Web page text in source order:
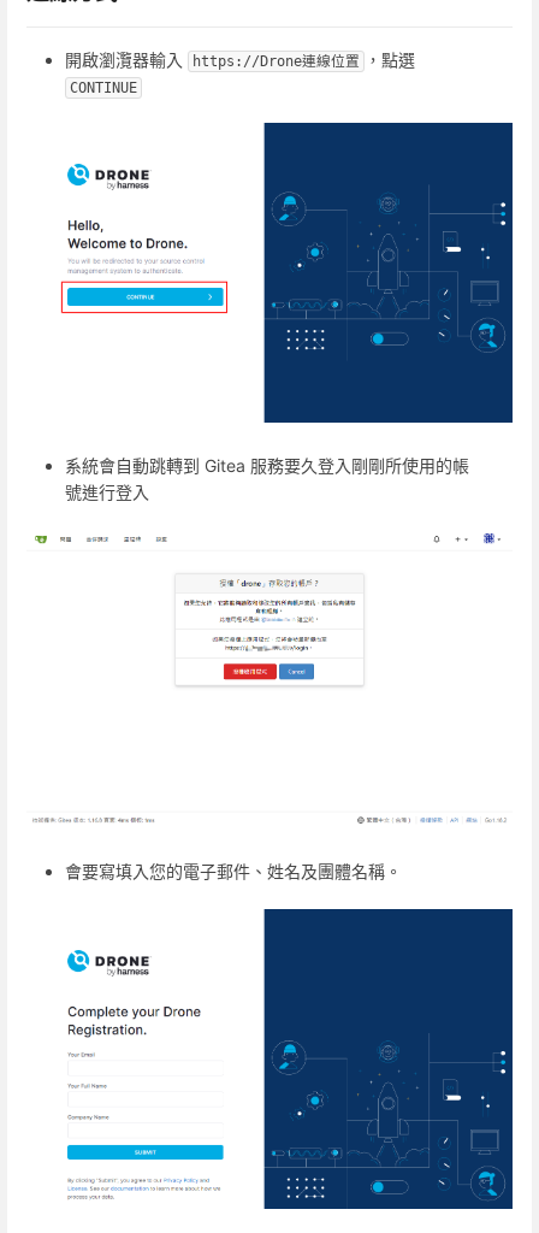
開啟瀏灠器輸入 https://Drone連線位置 ，點選
CONTINUE
系統會自動跳轉到 Gitea 服務要久登入剛剛所使用的帳
號進行登入
會要寫填入您的電子郵件、姓名及團體名稱。